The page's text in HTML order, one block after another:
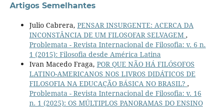
Artigos Semelhantes
Julio Cabrera, PENSAR INSURGENTE: ACERCA DA
INCONSTÂNCIA DE UM FILOSOFAR SELVAGEM ,
Problemata - Revista Internacional de Filosofia: v. 6 n.
1 (2015): Filosofia desde América Latina
Ivan Macedo Fraga, POR QUE NÃO HÁ FILÓSOFOS
LATINO-AMERICANOS NOS LIVROS DIDÁTICOS DE
FILOSOFIA NA EDUCAÇÃO BÁSICA NO BRASIL? ,
Problemata - Revista Internacional de Filosofia: v. 16
n. 1 (2025): OS MÚLTIPLOS PANORAMAS DO ENSINO